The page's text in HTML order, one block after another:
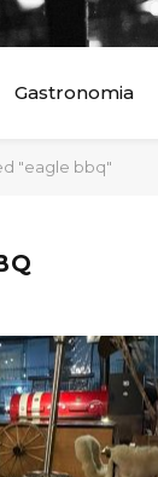
Gastronomia
"eagle bbq"